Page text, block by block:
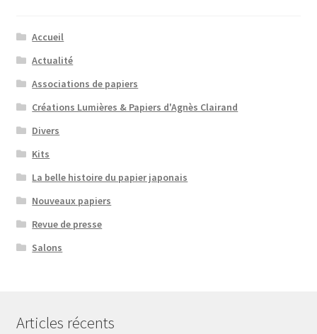
Accueil
Actualité
Associations de papiers
Créations Lumières & Papiers d'Agnès Clairand
Divers
Kits
La belle histoire du papier japonais
Nouveaux papiers
Revue de presse
Salons
Articles récents